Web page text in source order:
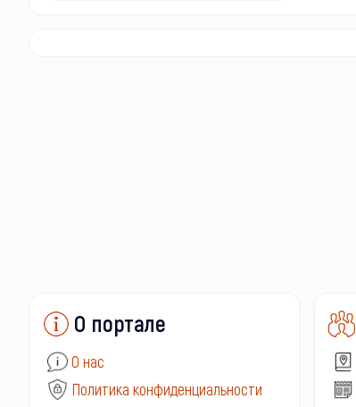
О портале
О нас
Политика конфиденциальности